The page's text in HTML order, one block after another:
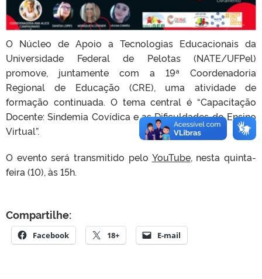
O Núcleo de Apoio a Tecnologias Educacionais da
Universidade Federal de Pelotas (NATE/UFPel)
promove, juntamente com a 19ª Coordenadoria
Regional de Educação (CRE), uma atividade de
formação continuada. O tema central é “Capacitação
Docente: Sindemia Covídica e as Dificuldades do Ensino
Virtual”.
O evento será transmitido pelo YouTube, nesta quinta-
feira (10), às 15h.
Compartilhe:
Facebook 18+ E-mail